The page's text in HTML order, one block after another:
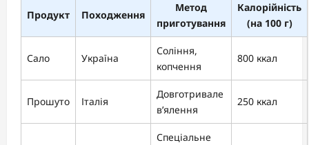
Продукт Походження
Метод
приготування
Калорійність
(на 100 г)
Сало Україна
Соління,
копчення
800 ккал
Прошуто Італія
Довготривале
в’ялення
250 ккал
Спеціальне